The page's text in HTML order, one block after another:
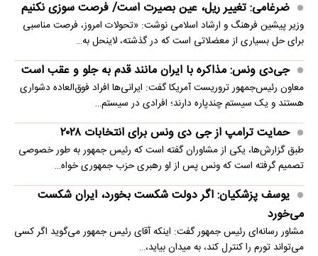
ضرغامی: تغییر ریل، عین بصیرت است/ فرصت سوزی نکنیم
وزیر پیشین فرهنگ و ارشاد اسلامی نوشت: «تحولات امروز، فرصت مناسبی
برای حل بسیاری از معضلاتی‌ است که در گذشته، لاینحل به…
جی‌دی ونس: مذاکره با ایران مانند قدم به جلو و عقب است
معاون رئیس‌جمهور تروریست آمریکا گفت: ایرانی‌ها افراد فوق‌العاده دشواری
هستند و یک سیستم چندپاره دارند؛ افرادی در سیستم…
حمایت ترامپ از جی دی ونس برای انتخابات ۲۰۲۸
طبق گزارش‌ها، یکی از مشاوران گفته است که رئیس جمهور به طور خصوصی
تصمیم گرفته است که ونس پس از او رهبری حزب جمهوری خواه…
یوسف پزشکیان: اگر دولت شکست بخورد، ایران شکست
می‌خورد
مشاور رسانه‌ای رئیس جمهور گفت: اینکه آقای رئیس جمهور می‌گوید اگر کسی
می‌تواند تورم را کنترل کند، به میدان بیاید،…